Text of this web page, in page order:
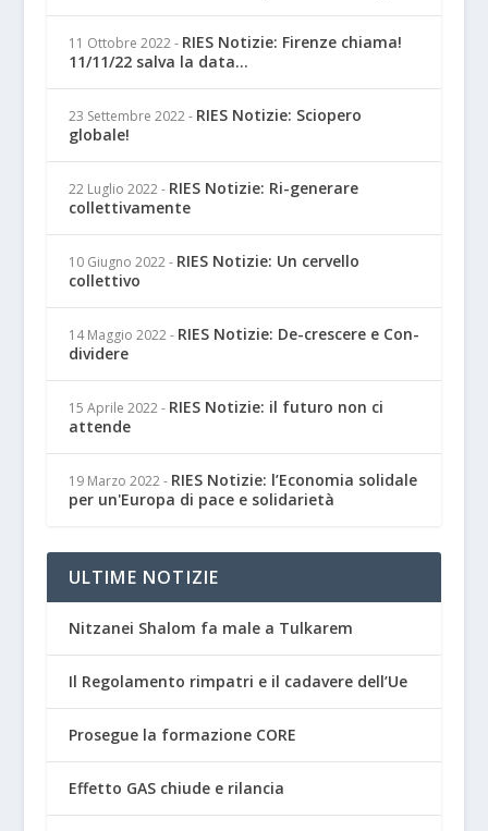
11 Ottobre 2022 - RIES Notizie: Firenze chiama!
11/11/22 salva la data...
23 Settembre 2022 - RIES Notizie: Sciopero
globale!
22 Luglio 2022 - RIES Notizie: Ri-generare
collettivamente
10 Giugno 2022 - RIES Notizie: Un cervello
collettivo
14 Maggio 2022 - RIES Notizie: De-crescere e Con-
dividere
15 Aprile 2022 - RIES Notizie: il futuro non ci
attende
19 Marzo 2022 - RIES Notizie: l’Economia solidale
per un'Europa di pace e solidarietà
ULTIME NOTIZIE
Nitzanei Shalom fa male a Tulkarem
Il Regolamento rimpatri e il cadavere dell’Ue
Prosegue la formazione CORE
Effetto GAS chiude e rilancia